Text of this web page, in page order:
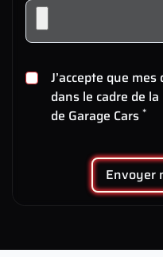
J’accepte que
dans le cadre de la
de Garage Cars *
Envoyer